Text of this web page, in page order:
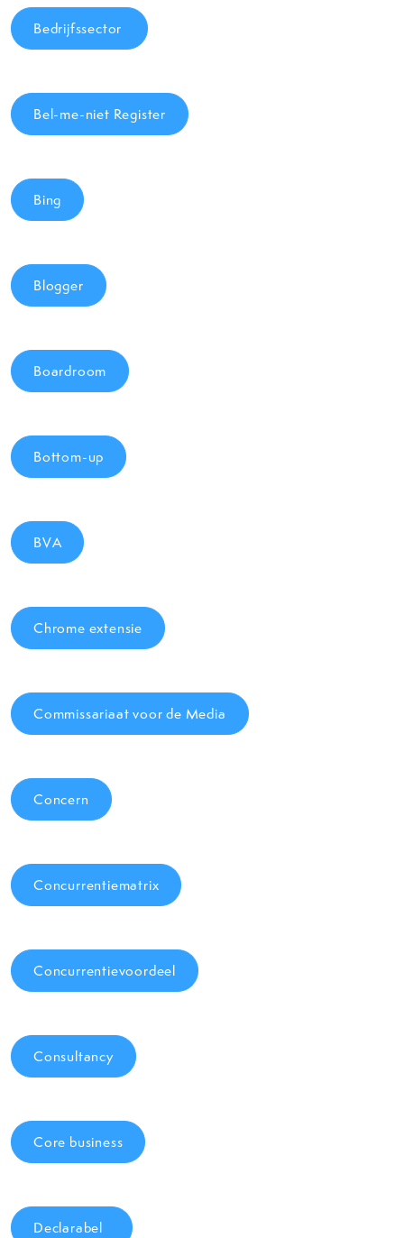
Bedrijfssector
Bel-me-niet Register
Bing
Blogger
Boardroom
Bottom-up
BVA
Chrome extensie
Commissariaat voor de Media
Concern
Concurrentiematrix
Concurrentievoordeel
Consultancy
Core business
Declarabel